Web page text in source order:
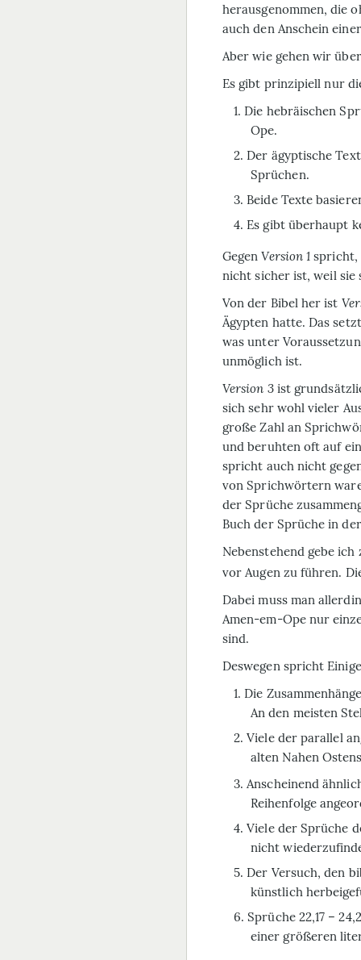
herausgenommen, die
auch den Anschein
Aber wie gehen wir
Es gibt prinzipiell nur
Die hebräischen
Ope.
Der ägyptische
Sprüchen.
Beide Texte
Es gibt über­haupt
GegenVersion 1 spricht,
nicht sicher ist, weil sie
Von der Bibel her ist
Ägypten hatte. Das
was unter
unmöglich ist.
Version 3ist
sich sehr wohl vieler
große Zahl an
und beruhten oft auf
spricht auch nicht
von Sprichwörtern
der Sprüche
Buch der Sprüche in
Nebenstehend gebe ich
vor Augen zu führen.
Dabei muss man
Amen-em-Ope nur
sind.
Deswegen spricht
Die
An den meisten
Viele der parallel
alten Nahen
Anscheinend
Reihenfolge
Viele der Sprüche
nicht
Der Versuch, den
künstlich
Sprüche 22,17 –
einer größeren